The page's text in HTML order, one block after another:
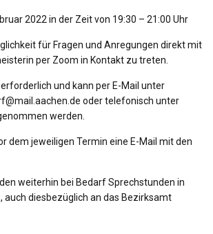
2022 in der Zeit von 19:30 – 21:00 Uhr
für Fragen und Anregungen direkt mit
per Zoom in Kontakt zu treten.
und kann per E-Mail unter
oder telefonisch unter
werden.
dem jeweiligen Termin eine E-Mail mit den
weiterhin bei Bedarf Sprechstunden in
auch diesbezüglich an das Bezirksamt